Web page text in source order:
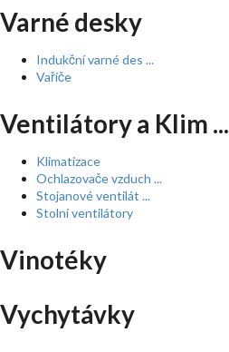
Varné desky
Indukční varné des ...
Vařiče
Ventilátory a Klim ...
Klimatizace
Ochlazovače vzduch ...
Stojanové ventilát ...
Stolní ventilátory
Vinotéky
Vychytávky